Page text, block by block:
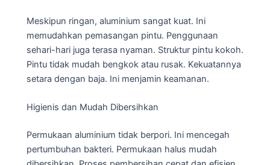
Meskipun ringan, aluminium sangat kuat. Ini
memudahkan pemasangan pintu. Penggunaan
sehari-hari juga terasa nyaman. Struktur pintu kokoh.
Pintu tidak mudah bengkok atau rusak. Kekuatannya
setara dengan baja. Ini menjamin keamanan.
Higienis dan Mudah Dibersihkan
Permukaan aluminium tidak berpori. Ini mencegah
pertumbuhan bakteri. Permukaan halus mudah